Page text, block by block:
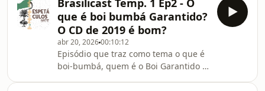
Brasilicast Temp. 1 Ep2 - O
que é boi bumbá Garantido?
O CD de 2019 é bom?
abr 20, 202600:10:12
Episódio que traz como tema o que é
boi-bumbá, quem é o Boi Garantido e